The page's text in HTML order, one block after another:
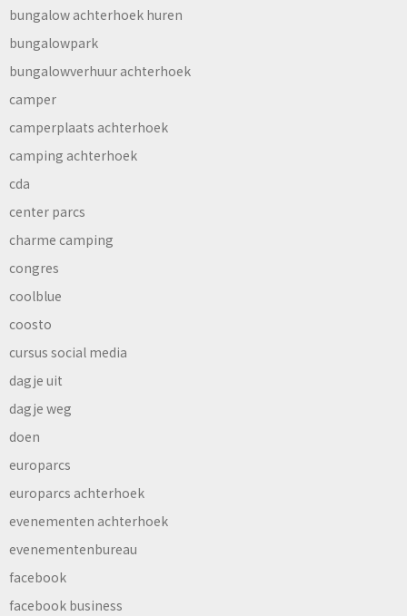
bungalow achterhoek huren
bungalowpark
bungalowverhuur achterhoek
camper
camperplaats achterhoek
camping achterhoek
cda
center parcs
charme camping
congres
coolblue
coosto
cursus social media
dagje uit
dagje weg
doen
europarcs
europarcs achterhoek
evenementen achterhoek
evenementenbureau
facebook
facebook business